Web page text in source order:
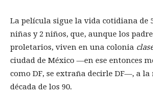
La película sigue la vida cotidiana de
niñas y 2 niños, que, aunque los
proletarios, viven en una colonia
ciudad de México —en ese entonces
como DF, se extraña decirle DF—, a
década de los 90.